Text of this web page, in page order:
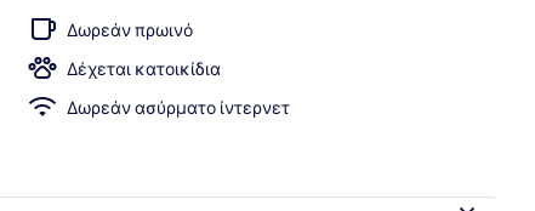
Δωρεάν πρωινό
Δέχεται κατοικίδια
Δωρεάν ασύρματο ίντερνετ